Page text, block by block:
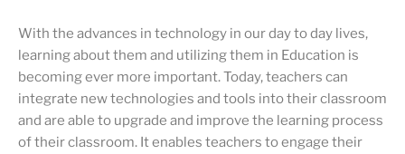
With the advances in technology in our day to day lives,
learning about them and utilizing them in Education is
becoming ever more important. Today, teachers can
integrate new technologies and tools into their classroom
and are able to upgrade and improve the learning process
of their classroom. It enables teachers to engage their